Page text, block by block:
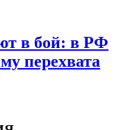
в бой: в РФ
перехвата